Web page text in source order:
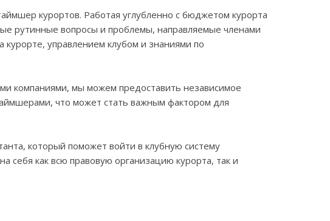
курортов. Работая углубленно с бюджетом курорта
рутинные вопросы и проблемы, направляемые членами
курорте, управлением клубом и знаниями по
компаниями, мы можем предоставить независимое
что может стать важным фактором для
который поможет войти в клубную систему
себя как всю правовую организацию курорта, так и